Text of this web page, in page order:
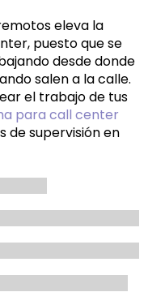
eleva la
puesto que se
desde donde
salen a la calle.
el trabajo de tus
para call center
de supervisión en